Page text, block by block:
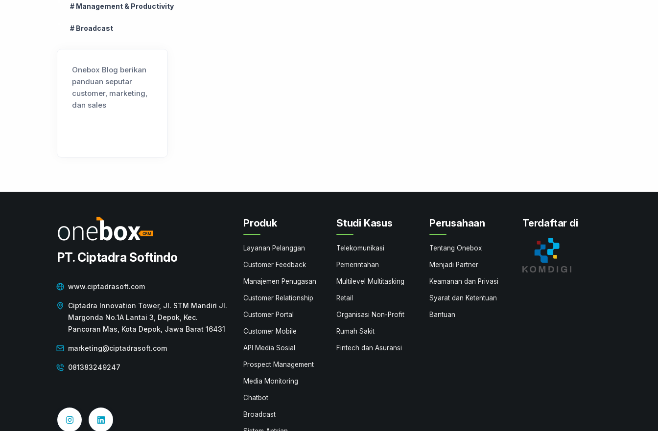
# Management & Productivity
# Broadcast
Onebox Blog berikan
panduan seputar
customer, marketing,
dan sales
PT. Ciptadra Softindo
www.ciptadrasoft.com
Ciptadra Innovation Tower, Jl. STM Mandiri Jl.
Margonda No.1A Lantai 3, Depok, Kec.
Pancoran Mas, Kota Depok, Jawa Barat 16431
marketing@ciptadrasoft.com
081383249247
Produk
Layanan Pelanggan
Customer Feedback
Manajemen Penugasan
Customer Relationship
Customer Portal
Customer Mobile
API Media Sosial
Prospect Management
Media Monitoring
Chatbot
Broadcast
Studi Kasus
Telekomunikasi
Pemerintahan
Multilevel Multitasking
Retail
Organisasi Non-Profit
Rumah Sakit
Fintech dan Asuransi
Perusahaan
Tentang Onebox
Menjadi Partner
Keamanan dan Privasi
Syarat dan Ketentuan
Bantuan
Terdaftar di